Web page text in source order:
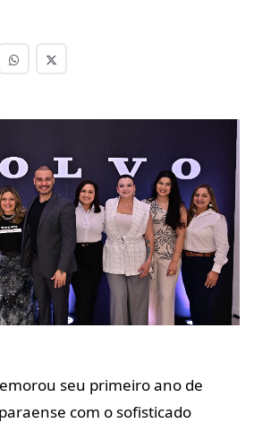
seu primeiro ano de
com o sofisticado